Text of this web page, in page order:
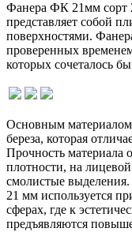
Фанера ФК 21мм сорт
представляет собой
поверхностями.
проверенных
которых сочеталось
Основным материалом
береза, которая
Прочность материала
плотности, на
смолистые
21 мм используется
сферах, где к
предъявляются